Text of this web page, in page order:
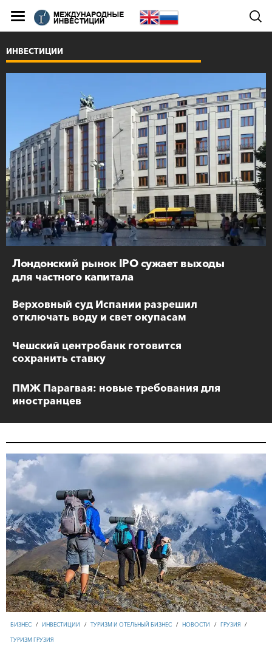
Лондонский рынок IPO сужает выходы
для частного капитала
ИНВЕСТИЦИИ
Верховный суд Испании разрешил
отключать воду и свет окупасам
Чешский центробанк готовится
сохранить ставку
ПМЖ Парагвая: новые требования для
иностранцев
БИЗНЕС / ИНВЕСТИЦИИ / ТУРИЗМ И ОТЕЛЬНЫЙ БИЗНЕС / НОВОСТИ / ГРУЗИЯ /
ТУРИЗМ ГРУЗИЯ